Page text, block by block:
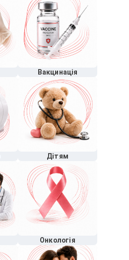
Вакцинація
Дітям
Онкологія